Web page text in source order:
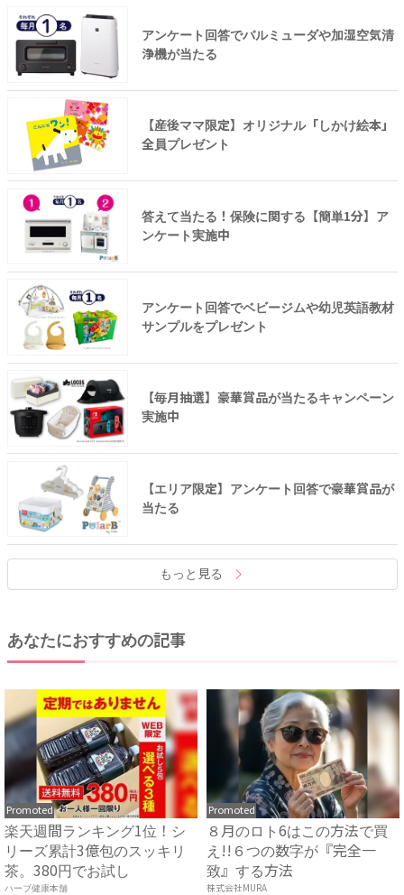
アンケート回答でバルミューダや加湿空気清
浄機が当たる
【産後ママ限定】オリジナル「しかけ絵本」
全員プレゼント
答えて当たる！保険に関する【簡単1分】ア
ンケート実施中
アンケート回答でベビージムや幼児英語教材
サンプルをプレゼント
【毎月抽選】豪華賞品が当たるキャンペーン
実施中
【エリア限定】アンケート回答で豪華賞品が
当たる
もっと見る
あなたにおすすめの記事
Promoted
楽天週間ランキング1位！シ
リーズ累計3億包のスッキリ
茶。380円でお試し
ハーブ健康本舗
Promoted
８月のロト6はこの方法で買
え!!６つの数字が『完全一
致』する方法
株式会社MURA